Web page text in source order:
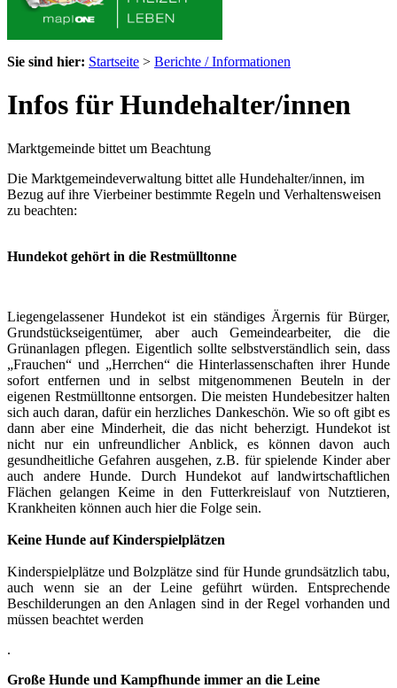
Sie sind hier: Startseite > Berichte / Informationen
Infos für Hundehalter/innen
Marktgemeinde bittet um Beachtung
Die Marktgemeindeverwaltung bittet alle Hundehalter/innen, im
Bezug auf ihre Vierbeiner bestimmte Regeln und Verhaltensweisen
zu beachten:
Hundekot gehört in die Restmülltonne
Liegengelassener Hundekot ist ein ständiges Ärgernis für Bürger,
Grundstückseigentümer, aber auch Gemeindearbeiter, die die
Grünanlagen pflegen. Eigentlich sollte selbstverständlich sein, dass
„Frauchen“ und „Herrchen“ die Hinterlassenschaften ihrer Hunde
sofort entfernen und in selbst mitgenommenen Beuteln in der
eigenen Restmülltonne entsorgen. Die meisten Hundebesitzer halten
sich auch daran, dafür ein herzliches Dankeschön. Wie so oft gibt es
dann aber eine Minderheit, die das nicht beherzigt. Hundekot ist
nicht nur ein unfreundlicher Anblick, es können davon auch
gesundheitliche Gefahren ausgehen, z.B. für spielende Kinder aber
auch andere Hunde. Durch Hundekot auf landwirtschaftlichen
Flächen gelangen Keime in den Futterkreislauf von Nutztieren,
Krankheiten können auch hier die Folge sein.
Keine Hunde auf Kinderspielplätzen
Kinderspielplätze und Bolzplätze sind für Hunde grundsätzlich tabu,
auch wenn sie an der Leine geführt würden. Entsprechende
Beschilderungen an den Anlagen sind in der Regel vorhanden und
müssen beachtet werden
.
Große Hunde und Kampfhunde immer an die Leine